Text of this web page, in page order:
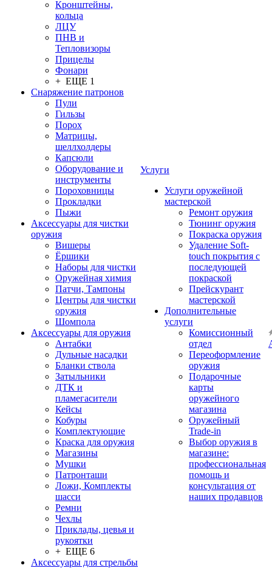
Кронштейны,
кольца
ЛЦУ
ПНВ и
Тепловизоры
Прицелы
Фонари
+ ЕЩЕ 1
Снаряжение патронов
Пули
Гильзы
Порох
Матрицы,
шеллхолдеры
Капсюли
Оборудование и
инструменты
Пороховницы
Прокладки
Пыжи
Аксессуары для чистки
оружия
Вишеры
Ёршики
Наборы для чистки
Оружейная химия
Патчи, Тампоны
Центры для чистки
оружия
Шомпола
Аксессуары для оружия
Антабки
Дульные насадки
Бланки ствола
Затыльники
ДТК и
пламегасители
Кейсы
Кобуры
Комплектующие
Краска для оружия
Магазины
Мушки
Патронташи
Ложи, Комплекты
шасси
Ремни
Чехлы
Приклады, цевья и
рукоятки
+ ЕЩЕ 6
Аксессуары для стрельбы
Услуги
Услуги оружейной
мастерской
Ремонт оружия
Тюнинг оружия
Покраска оружия
Удаление Soft-
touch покрытия с
последующей
покраской
Прейскурант
мастерской
Дополнительные
услуги
Комиссионный
отдел
Переоформление
оружия
Подарочные
карты
оружейного
магазина
Оружейный
Trade-in
Выбор оружия в
магазине:
профессиональная
помощь и
консультация от
наших продавцов